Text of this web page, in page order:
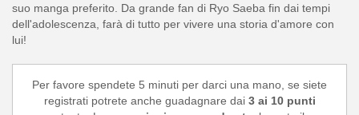
suo manga preferito. Da grande fan di Ryo Saeba fin dai tempi
dell'adolescenza, farà di tutto per vivere una storia d'amore con
lui!
Per favore spendete 5 minuti per darci una mano, se siete
registrati potrete anche guadagnare dai 3 ai 10 punti